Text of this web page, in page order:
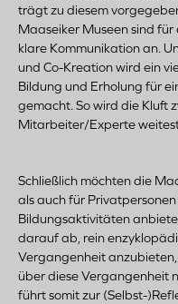
trägt zu diesem
Maaseiker Museen sind
klare Kommunikation an.
und Co-Kreation wird ein
Bildung und Erholung für
gemacht. So wird die Kluft
Mitarbeiter/Experte
Schließlich möchten die
als auch für
Bildungsaktivitäten
darauf ab, rein
Vergangenheit anzubieten,
über diese Vergangenheit
führt somit zur (Selbst-